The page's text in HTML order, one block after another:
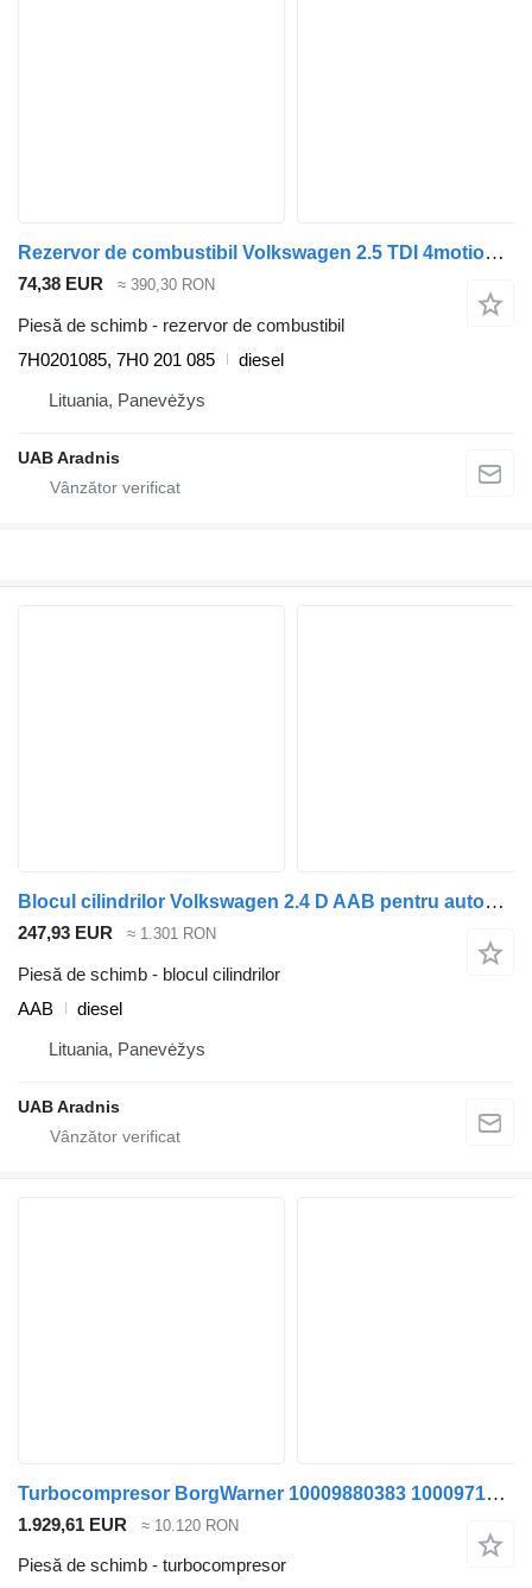
Rezervor de combustibil Volkswagen 2.5 TDI 4motion 7H0201085 pentru automobil Volkswagen TRANSPORTER V (T5) Furgon (7HA, 7HH, 7EA, 7EH)
74,38 EUR ≈ 390,30 RON
Piesă de schimb - rezervor de combustibil
7H0201085, 7H0 201 085
diesel
Lituania, Panevėžys
UAB Aradnis
Blocul cilindrilor Volkswagen 2.4 D AAB pentru automobil Volkswagen TRANSPORTER IV Minibus / passenger (70XB, 70XC, 7DB, 7DW, 7DK)
247,93 EUR ≈ 1.301 RON
Piesă de schimb - blocul cilindrilor
AAB
diesel
Lituania, Panevėžys
UAB Aradnis
Turbocompresor BorgWarner 10009880383 10009710234 pentru automobil Volkswagen TRANSPORTER T6
1.929,61 EUR ≈ 10.120 RON
Piesă de schimb - turbocompresor